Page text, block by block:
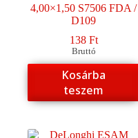
4,00×1,50 S7506 FDA /
D109
138 Ft
Bruttó
Kosárba
teszem